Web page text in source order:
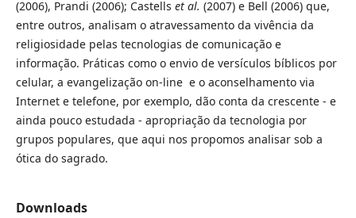
(2006), Prandi (2006); Castells et al. (2007) e Bell (2006) que,
entre outros, analisam o atravessamento da vivência da
religiosidade pelas tecnologias de comunicação e
informação. Práticas como o envio de versículos bíblicos por
celular, a evangelização on-line e o aconselhamento via
Internet e telefone, por exemplo, dão conta da crescente - e
ainda pouco estudada - apropriação da tecnologia por
grupos populares, que aqui nos propomos analisar sob a
ótica do sagrado.
Downloads